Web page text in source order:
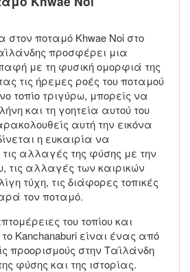
ποταμό Khwae Noi στο
προσφέρει μια
με τη φυσική ομορφιά της
τις ήρεμες ροές του ποταμού
τοπίο τριγύρω, μπορείς να
και τη γοητεία αυτού του
αυτή την εικόνα
η ευκαιρία να
αλλαγές της φύσης με την
τις αλλαγές των καιρικών
τύχη, τις διάφορες τοπικές
τον ποταμό.
του τοπίου και
Kanchanaburi είναι ένας από
προορισμούς στην Ταϊλάνδη
φύσης και της ιστορίας.